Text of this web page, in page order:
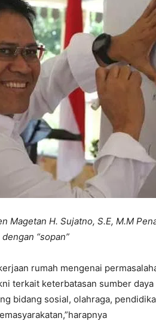
Magetan H. Sujatno, S.E, M.M
“sopan”
rumah mengenai
terkait keterbatasan sumber
bidang sosial, olahraga,